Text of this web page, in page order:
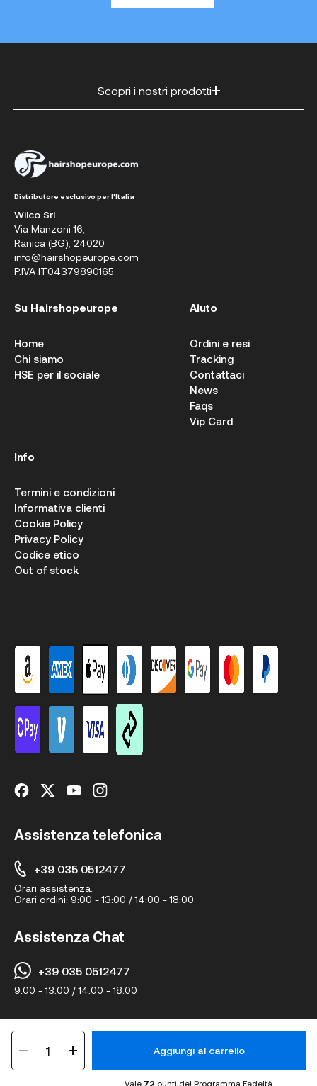
1 Aggiungi al carrello
Vale 72 punti del Programma Fedeltà.
Scopri i nostri prodotti
Distributore esclusivo per l'Italia
Wilco Srl
Via Manzoni 16,
Ranica (BG), 24020
info@hairshopeurope.com
P.IVA IT04379890165
Su Hairshopeurope
Home
Chi siamo
HSE per il sociale
Aiuto
Ordini e resi
Tracking
Contattaci
News
Faqs
Vip Card
Info
Termini e condizioni
Informativa clienti
Cookie Policy
Privacy Policy
Codice etico
Out of stock
Assistenza telefonica
+39 035 0512477
Orari assistenza:
Orari ordini: 9:00 - 13:00 / 14:00 - 18:00
Assistenza Chat
+39 035 0512477
9:00 - 13:00 / 14:00 - 18:00
24020 Ranica BG, 20122, Milano (Italy) • P.IVA IT04379890165
Privacy Policy Termini e condizioni Cookies